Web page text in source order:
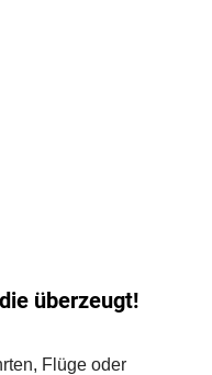
überzeugt!
Flüge oder